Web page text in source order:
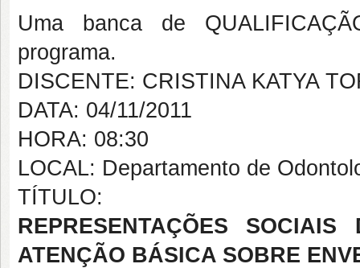
Uma banca de
programa.
DISCENTE: CRISTINA KATYA
DATA: 04/11/2011
HORA: 08:30
LOCAL: Departamento de
TÍTULO:
REPRESENTAÇÕES
ATENÇÃO BÁSICA SOBRE